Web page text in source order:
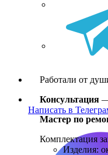
Написать в
Работали от
Консультация
Мастер по
Комплектация
Изделия: